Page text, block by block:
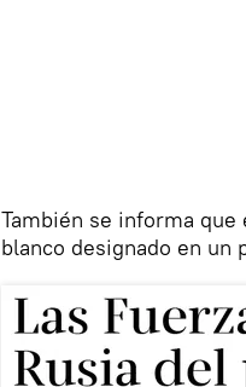
También se informa
blanco designado en un